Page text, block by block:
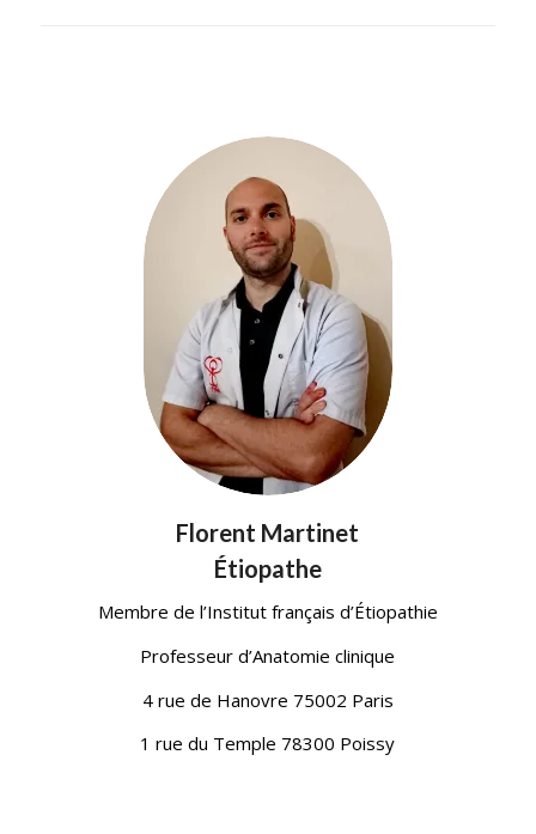
Florent Martinet
Étiopathe
Membre de l’Institut français d’Étiopathie
Professeur d’Anatomie clinique
4 rue de Hanovre 75002 Paris
1 rue du Temple 78300 Poissy